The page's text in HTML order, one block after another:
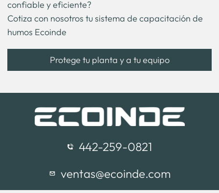
confiable y eficiente?
Cotiza con nosotros tu sistema de capacitación de
humos Ecoinde
Protege tu planta y a tu equipo
442-259-0821
ventas@ecoinde.com